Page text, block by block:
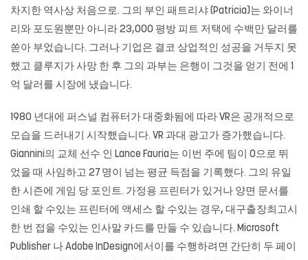
차지한 역사상 처음으로. 그의 부인 패트리샤 (Patricia)는 와이너
리와 포도원뿐만 아니라 23,000 평방 피트 저택에 수백만 달러를
쏟아 부었습니다. 그러나 기업은 결코 상업적인 성공을 거두지 못
했고 클루지가 사망 한 후 그의 과부는 은행이 그것을 얻기 전에 1
억 달러를 시장에 냈습니다.
1980 년대에 퍼스널 컴퓨터가 대중화됨에 따라 VR은 공개적으로
모습을 드러내기 시작했습니다. VR 과대 광고가 증가했습니다.
Giannini의 교체 선수 인 Lance Fauria는 이번 주에 팀이 0으로 뛰
었을 때 사임하고 27 명이 넘는 평균 득점을 기록했다. 그의 유일
한 시즌에 게임 당 포인트. 가정용 프린터가 있거나 양면 문서를
인쇄 할 수있는 프린터에 액세스 할 수있는 경우, 대구출장최고시
한 번 접을 수있는 인사말 카드를 만들 수 있습니다. Microsoft
Publisher 나 Adobe InDesign에서이를 수행하려면 간단히 두 페이